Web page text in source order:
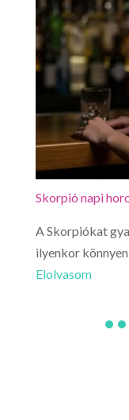
Skorpió napi
A Skorpiókat
ilyenkor
Elolvasom